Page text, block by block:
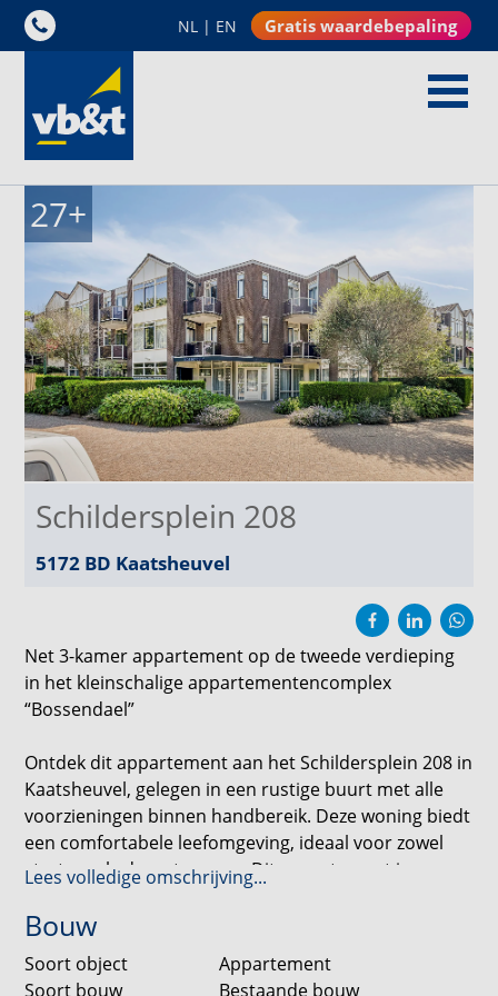
NL | EN Gratis waardebepaling
27+
Schildersplein 208
5172 BD Kaatsheuvel
Net 3-kamer appartement op de tweede verdieping
in het kleinschalige appartementencomplex
“Bossendael”
Ontdek dit appartement aan het Schildersplein 208 in
Kaatsheuvel, gelegen in een rustige buurt met alle
voorzieningen binnen handbereik. Deze woning biedt
een comfortabele leefomgeving, ideaal voor zowel
starters als doorstromers. Dit appartement is
gunstig gelegen in Kaatsheuvel, een levendige stad
met een dorps karakter. U vindt hier diverse winkels,
de woning goed bereikbaar via de A59, waardoor
Lees volledige omschrijving...
Bouw
Soort object
Appartement
Soort bouw
Bestaande bouw